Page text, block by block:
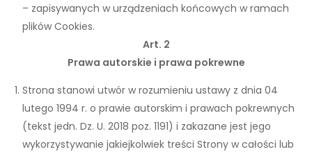
– zapisywanych w urządzeniach końcowych w ramach
plików Cookies.
Art. 2
Prawa autorskie i prawa pokrewne
Strona stanowi utwór w rozumieniu ustawy z dnia 04
lutego 1994 r. o prawie autorskim i prawach pokrewnych
(tekst jedn. Dz. U. 2018 poz. 1191) i zakazane jest jego
wykorzystywanie jakiejkolwiek treści Strony w całości lub